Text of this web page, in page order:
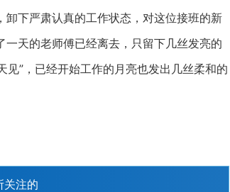
下严肃认真的工作状态，对这位接班的新
天的老师傅已经离去，只留下几丝发亮的
见”，已经开始工作的月亮也发出几丝柔和的
关注的